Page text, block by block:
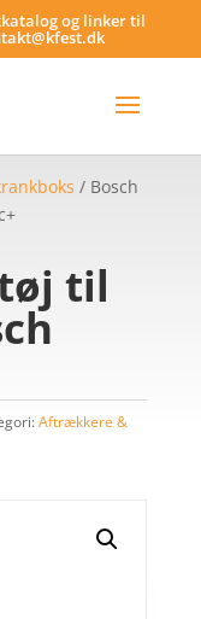
og linker til
/ Bosch
til
Aftrækkere &